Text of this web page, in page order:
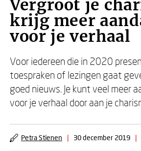
Vergroot je
krijg meer
voor je verhaal
Voor iedereen die in 2020
toespraken of lezingen gaat
goed nieuws. Je kunt veel meer
voor je verhaal door aan je
Petra Stienen | 30 december 2019 |